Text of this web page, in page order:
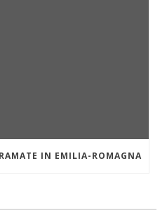
IN EMILIA-ROMAGNA